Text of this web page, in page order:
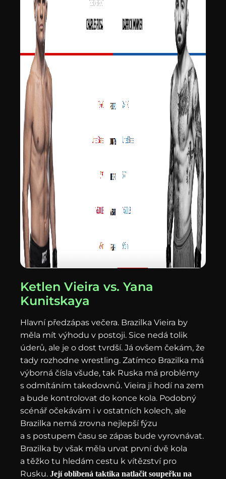
Ketlen Vieira vs. Yana
Kunitskaya
Hlavní předzápas večera. Brazilka Vieira by
měla mít výhodu v postoji. Sice nedá tolik
úderů, ale je o dost tvrdší. Já ovšem čekám, že
tady rozhodne wrestling. Zatímco Brazilka má
výborná čísla všude, tak Ruska má problémy
s odmítáním takedownů. Vieira ji hodí na zem
a bude kontrolovat do konce kola. Podobný
scénář očekávám i v ostatních kolech, ale
Brazilka nemá zrovna nejlepší fýzu
a s postupem času se zápas bude vyrovnávat.
Brazilka by však měla urvat první dvě kola
a těžko tu hledám cestu k vítězství pro
Rusku. Její oblíbená taktika natlačit soupeřku na